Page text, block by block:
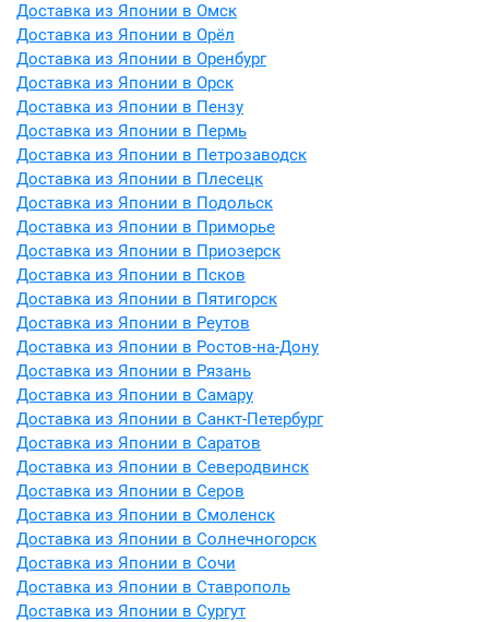
Доставка из Японии в Омск
Доставка из Японии в Орёл
Доставка из Японии в Оренбург
Доставка из Японии в Орск
Доставка из Японии в Пензу
Доставка из Японии в Пермь
Доставка из Японии в Петрозаводск
Доставка из Японии в Плесецк
Доставка из Японии в Подольск
Доставка из Японии в Приморье
Доставка из Японии в Приозерск
Доставка из Японии в Псков
Доставка из Японии в Пятигорск
Доставка из Японии в Реутов
Доставка из Японии в Ростов-на-Дону
Доставка из Японии в Рязань
Доставка из Японии в Самару
Доставка из Японии в Санкт-Петербург
Доставка из Японии в Саратов
Доставка из Японии в Северодвинск
Доставка из Японии в Серов
Доставка из Японии в Смоленск
Доставка из Японии в Солнечногорск
Доставка из Японии в Сочи
Доставка из Японии в Ставрополь
Доставка из Японии в Сургут